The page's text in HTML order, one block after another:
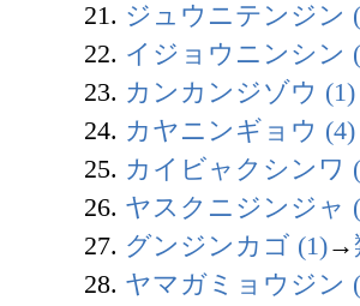
21. ジュウニテンジン
22. イジョウニンシン
23. カンカンジゾウ (1)
24. カヤニンギョウ (4)
25. カイビャクシンワ
26. ヤスクニジンジャ
27. グンジンカゴ (1)→
28. ヤマガミョウジン